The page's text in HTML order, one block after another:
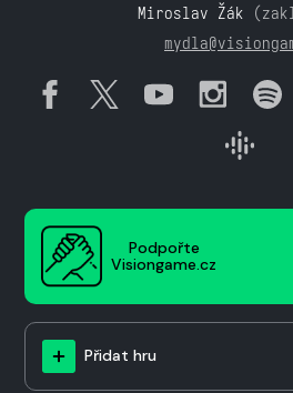
Miroslav Žák
Podpořte
Visiongame.cz
Přidat hru